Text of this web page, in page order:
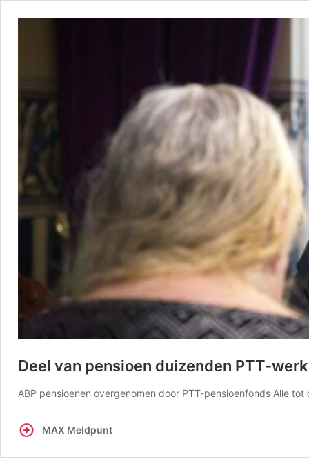
Deel van pensioen duizenden PTT-
ABP pensioenen overgenomen door PTT-pensioenfonds Alle
MAX Meldpunt